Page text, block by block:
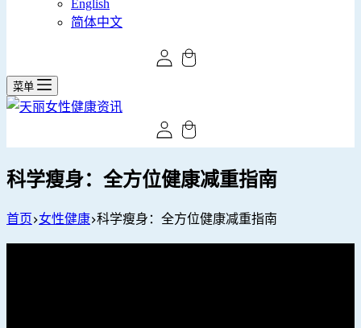
English
简体中文
菜单
科学瘦身：全方位健康减重指南
首页 女性健康 科学瘦身：全方位健康减重指南